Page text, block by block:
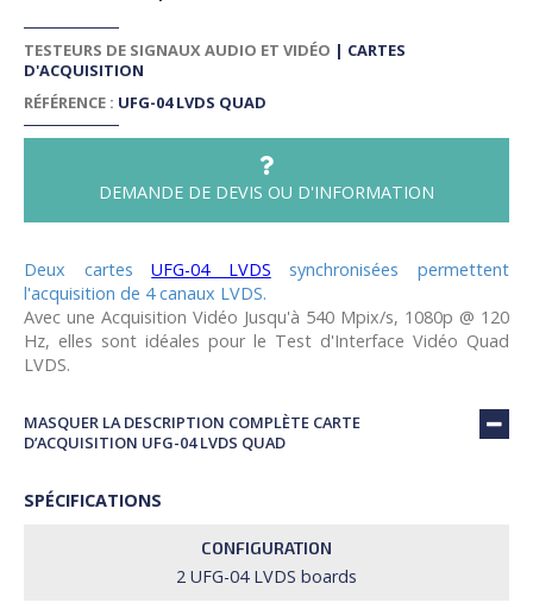
TESTEURS DE SIGNAUX AUDIO ET VIDÉO | CARTES
D'ACQUISITION
RÉFÉRENCE : UFG-04 LVDS QUAD
DEMANDE DE DEVIS OU D'INFORMATION
Deux cartesUFG-04 LVDS synchronisées permettent
l'acquisition de 4 canaux LVDS.
Avec une Acquisition Vidéo Jusqu'à 540 Mpix/s, 1080p @ 120
Hz, elles sont idéales pour le Test d'Interface Vidéo Quad
LVDS.
MASQUER LA DESCRIPTION COMPLÈTE CARTE
D’ACQUISITION UFG-04 LVDS QUAD
SPÉCIFICATIONS
CONFIGURATION
2 UFG-04 LVDS boards